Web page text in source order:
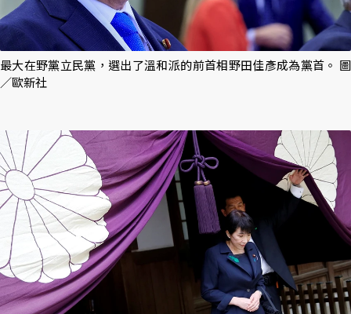
最大在野黨立民黨，選出了溫和派的前首相野田佳彥成為黨首。 圖
／歐新社